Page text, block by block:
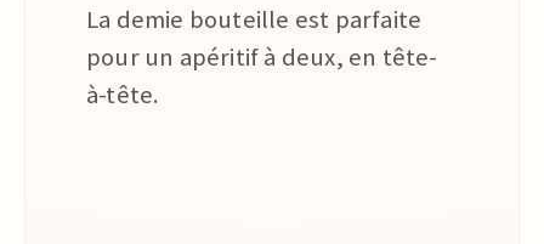
La demie bouteille est parfaite
pour un apéritif à deux, en tête-
à-tête.